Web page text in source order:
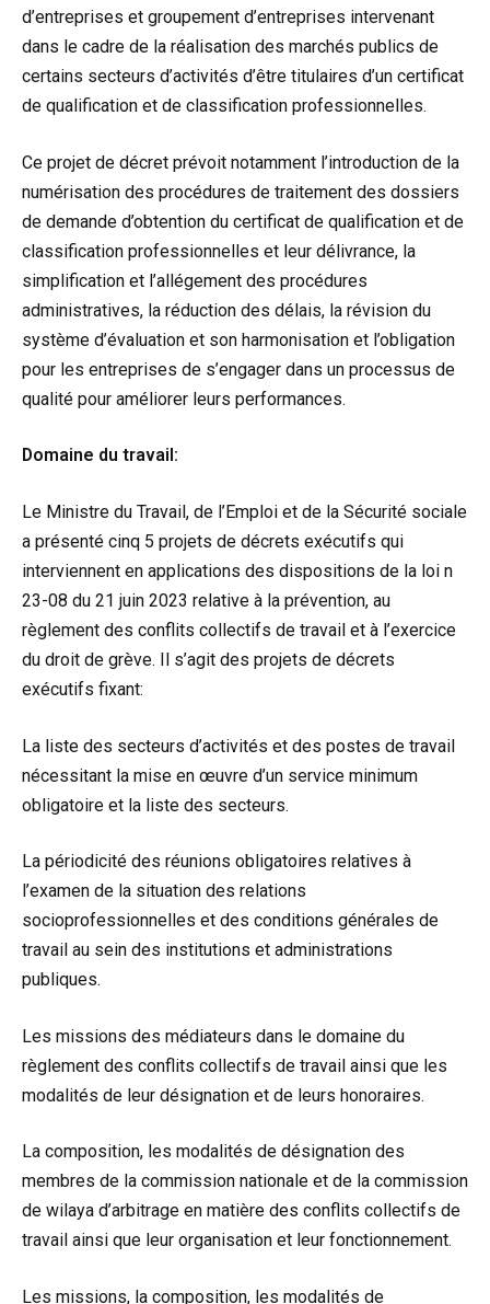
d’entreprises et groupement d’entreprises intervenant
dans le cadre de la réalisation des marchés publics de
certains secteurs d’activités d’être titulaires d’un certificat
de qualification et de classification professionnelles.
Ce projet de décret prévoit notamment l’introduction de la
numérisation des procédures de traitement des dossiers
de demande d’obtention du certificat de qualification et de
classification professionnelles et leur délivrance, la
simplification et l’allégement des procédures
administratives, la réduction des délais, la révision du
système d’évaluation et son harmonisation et l’obligation
pour les entreprises de s’engager dans un processus de
qualité pour améliorer leurs performances.
Domaine du travail:
Le Ministre du Travail, de l’Emploi et de la Sécurité sociale
a présenté cinq 5 projets de décrets exécutifs qui
interviennent en applications des dispositions de la loi n
23-08 du 21 juin 2023 relative à la prévention, au
règlement des conflits collectifs de travail et à l’exercice
du droit de grève. Il s’agit des projets de décrets
exécutifs fixant:
La liste des secteurs d’activités et des postes de travail
nécessitant la mise en œuvre d’un service minimum
obligatoire et la liste des secteurs.
La périodicité des réunions obligatoires relatives à
l’examen de la situation des relations
socioprofessionnelles et des conditions générales de
travail au sein des institutions et administrations
publiques.
Les missions des médiateurs dans le domaine du
règlement des conflits collectifs de travail ainsi que les
modalités de leur désignation et de leurs honoraires.
La composition, les modalités de désignation des
membres de la commission nationale et de la commission
de wilaya d’arbitrage en matière des conflits collectifs de
travail ainsi que leur organisation et leur fonctionnement.
Les missions, la composition, les modalités de